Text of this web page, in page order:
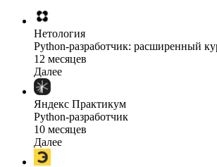
Нетология
Python-разработчик: расширенный
12 месяцев
Далее
Яндекс Практикум
Python-разработчик
10 месяцев
Далее